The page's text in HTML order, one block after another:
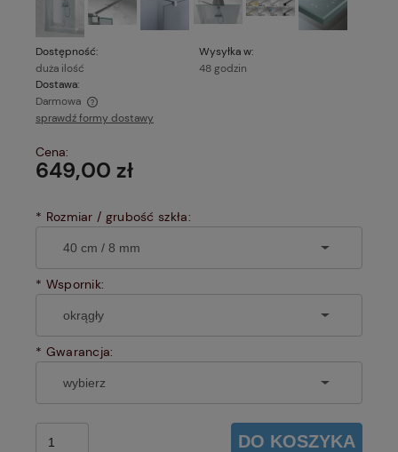
Dostępność:
duża ilość
Wysyłka w:
48 godzin
Dostawa:
Darmowa
Cena nie zawiera ewentualnych kosztów płatności
sprawdź formy dostawy
Cena:
649,00 zł
* Rozmiar / grubość szkła:
* Wspornik:
* Gwarancja:
DO KOSZYKA